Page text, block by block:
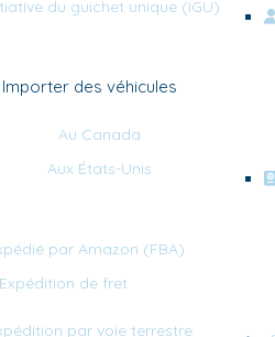
du guichet unique (IGU)
Importer des véhicules
Au Canada
Aux États-Unis
par Amazon (FBA)
Expédition de fret
par voie terrestre